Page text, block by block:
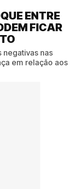
ENTRE
FICAR
negativas nas
em relação aos